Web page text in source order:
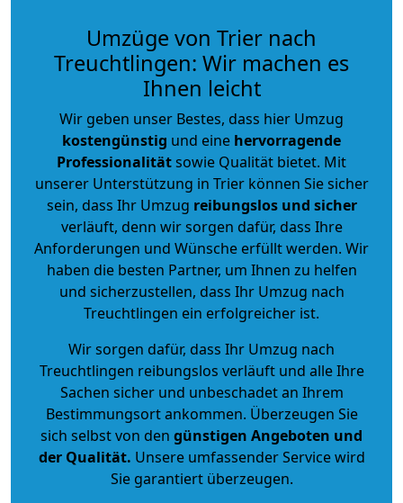
Umzüge von Trier nach
Treuchtlingen: Wir machen es
Ihnen leicht
Wir geben unser Bestes, dass hier Umzug
kostengünstig und eine hervorragende
Professionalitätsowie Qualität bietet. Mit
unserer Unterstützung in Trier können Sie sicher
sein, dass Ihr Umzug reibungslos und sicher
verläuft, denn wir sorgen dafür, dass Ihre
Anforderungen und Wünsche erfüllt werden. Wir
haben die besten Partner, um Ihnen zu helfen
und sicherzustellen, dass Ihr Umzug nach
Treuchtlingen ein erfolgreicher ist.
Wir sorgen dafür, dass Ihr Umzug nach
Treuchtlingen reibungslos verläuft und alle Ihre
Sachen sicher und unbeschadet an Ihrem
Bestimmungsort ankommen. Überzeugen Sie
sich selbst von den günstigen Angeboten und
der Qualität. Unsere umfassender Service wird
Sie garantiert überzeugen.